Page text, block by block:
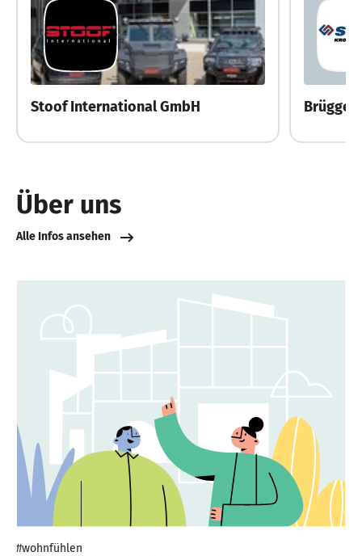
Stoof International GmbH Brüggen
Über uns
Alle Infos ansehen
#wohnfühlen